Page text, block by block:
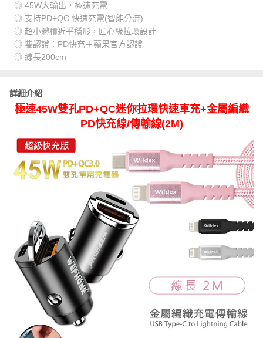
◎ 45W大輸出，極速充電
◎ 支持PD+QC 快速充電(智能分流)
◎ 超小體積近乎穩形，匠心級拉環設計
◎ 雙認證：PD快充＋蘋果官方認證
◎ 線長200cm
詳細介紹
極速45W雙孔PD+QC迷你拉環快速車充+金屬編織
PD快充線/傳輸線(2M)